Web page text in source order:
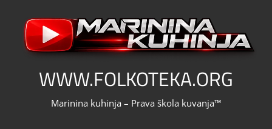
content
WWW.FOLKOTEKA.ORG
Marinina kuhinja – Prava škola kuvanja™